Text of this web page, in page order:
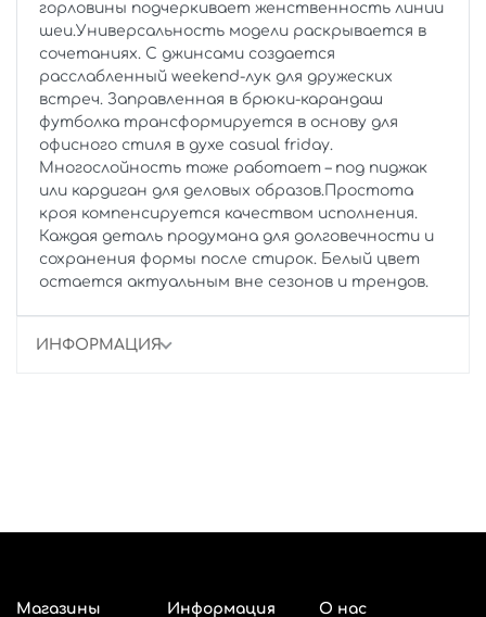
горловины подчеркивает женственность линии
шеи.Универсальность модели раскрывается в
сочетаниях. С джинсами создается
расслабленный weekend-лук для дружеских
встреч. Заправленная в брюки-карандаш
футболка трансформируется в основу для
офисного стиля в духе casual friday.
Многослойность тоже работает – под пиджак
или кардиган для деловых образов.Простота
кроя компенсируется качеством исполнения.
Каждая деталь продумана для долговечности и
сохранения формы после стирок. Белый цвет
остается актуальным вне сезонов и трендов.
ИНФОРМАЦИЯ
Магазины Информация О нас